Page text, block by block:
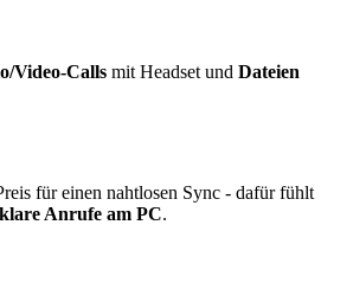
Video-Calls mit Headset und Dateien
für einen nahtlosen Sync - dafür fühlt
Anrufe am PC.